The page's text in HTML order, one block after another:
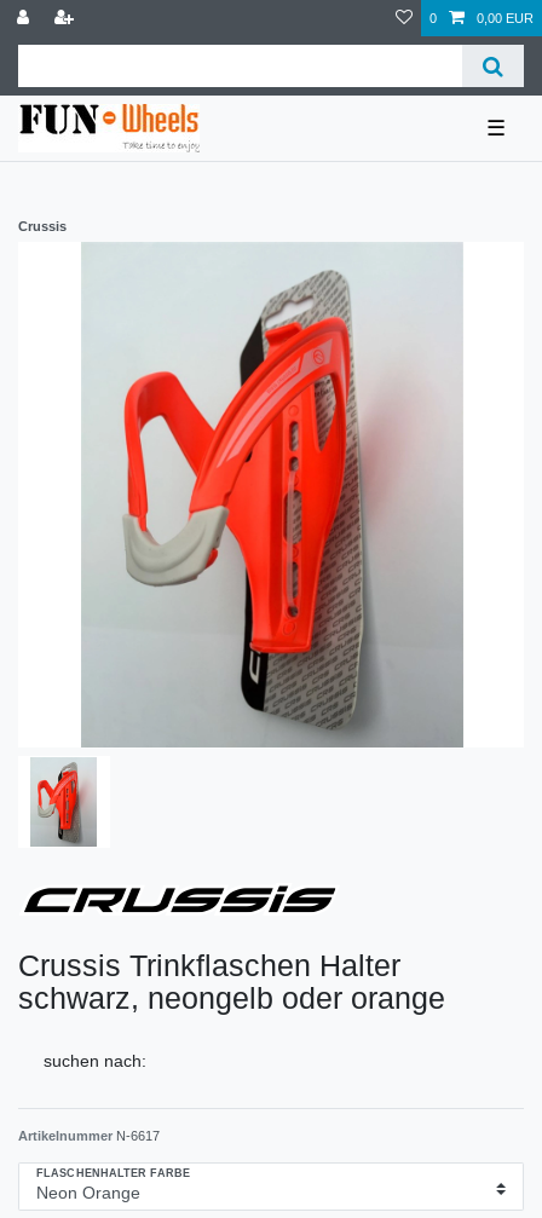
0 0,00 EUR
☰
Crussis
Crussis Trinkflaschen Halter
schwarz, neongelb oder orange
suchen nach:
Artikelnummer N-6617
FLASCHENHALTER FARBE